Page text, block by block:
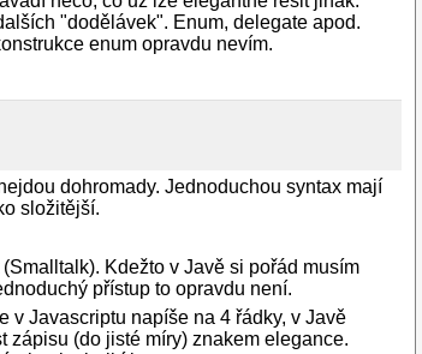
"dodělávek". Enum, delegate apod.
enum opravdu nevím.
dohromady. Jednoduchou syntax mají
složitější.
Kdežto v Javě si pořád musím
přístup to opravdu není.
v Javascriptu napíše na 4 řádky, v Javě
zápisu (do jisté míry) znakem elegance.